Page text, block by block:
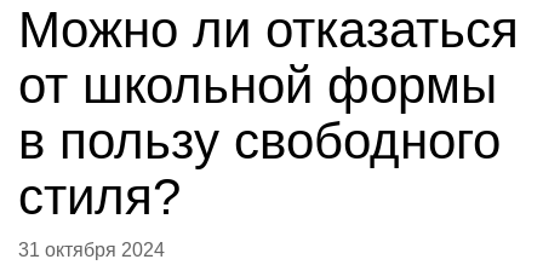
Можно ли отказаться
от школьной формы
в пользу свободного
стиля?
31 октября 2024